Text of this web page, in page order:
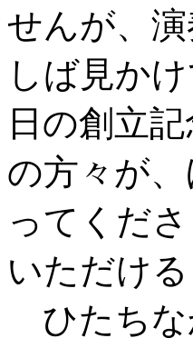
せんが、
しば見か
日の創立
の方々が
ってくだ
いただけ
ひたちな